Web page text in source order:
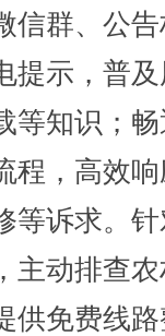
信群、公
提示，普
等知识；
程，高效
等诉求。
主动排查
供免费线